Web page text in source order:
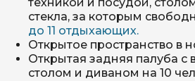
техникой и посудой,
стекла, за которым
до 11 отдыхающих.
Открытое пространство в
Открытая задняя палуба с
столом и диваном на 10